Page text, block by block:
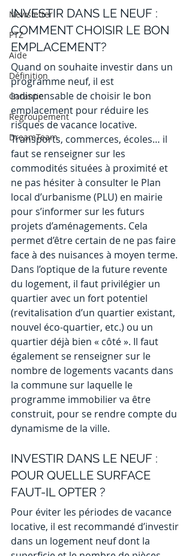
Newsletter
PTZ
Aide
Définition
Garantie
Regroupement
DreamTeam
INVESTIR DANS LE NEUF :
COMMENT CHOISIR LE BON
EMPLACEMENT?
Quand on souhaite investir dans un
programme neuf, il est
indispensable de choisir le bon
emplacement pour réduire les
risques de vacance locative.
Transports, commerces, écoles… il
faut se renseigner sur les
commodités situées à proximité et
ne pas hésiter à consulter le Plan
local d’urbanisme (PLU) en mairie
pour s’informer sur les futurs
projets d’aménagements. Cela
permet d’être certain de ne pas faire
face à des nuisances à moyen terme.
Dans l’optique de la future revente
du logement, il faut privilégier un
quartier avec un fort potentiel
(revitalisation d’un quartier existant,
nouvel éco-quartier, etc.) ou un
quartier déjà bien « côté ». Il faut
également se renseigner sur le
nombre de logements vacants dans
la commune sur laquelle le
programme immobilier va être
construit, pour se rendre compte du
dynamisme de la ville.
INVESTIR DANS LE NEUF :
POUR QUELLE SURFACE
FAUT-IL OPTER ?
Pour éviter les périodes de vacance
locative, il est recommandé d’investir
dans un logement neuf dont la